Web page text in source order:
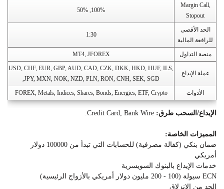
Margin Call,
Stopout
100%, 50%
الحد الأقصى
للرافعة المالية
1:30
منصة التداول MT4, JFOREX
عملة الإيداع
USD, CHF, EUR, GBP, AUD, CAD, CZK, DKK, HKD, HUF, ILS,
JPY, MXN, NOK, NZD, PLN, RON, CNH, SEK, SGD,
الأدوات
FOREX, Metals, Indices, Shares, Bonds, Energies, ETF, Crypto
الإيداع/السحب طرق: Credit Card, Bank Wire.
المميزات الخاصة:
ضمان بنكي (كفالة مصرفية) للحسابات التي تبدأ من 100000 دولار
أمريكي
خدمات الإيداع بالبنوك السويسرية
ECN سيولة (100 - 200 مليون دولار أمريكي بالأزواج الرئيسية)
الحد من الانزلاق